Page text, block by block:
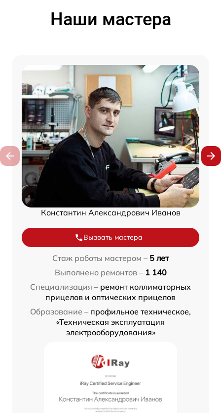
Наши мастера
Константин Александрович Иванов
Вызвать мастера
Стаж работы мастером – 5 лет
Выполнено ремонтов – 1 140
Специализация – ремонт коллиматорных
прицелов и оптических прицелов
Образование – профильное техническое,
«Техническая эксплуатация
электрооборудования»